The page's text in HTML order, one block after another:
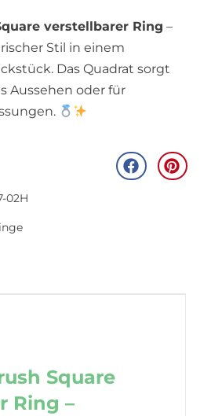
verstellbarer Ring –
Stil in einem
Das Quadrat sorgt
Aussehen oder für
02H
Square
Ring –